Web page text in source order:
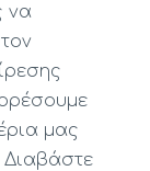
να
μας
Διαβάστε